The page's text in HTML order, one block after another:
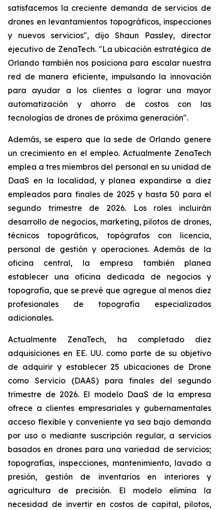
satisfacemos la creciente demanda de servicios de
drones en levantamientos topográficos, inspecciones
y nuevos servicios", dijo Shaun Passley, director
ejecutivo de ZenaTech. "La ubicación estratégica de
Orlando también nos posiciona para escalar nuestra
red de manera eficiente, impulsando la innovación
para ayudar a los clientes a lograr una mayor
automatización y ahorro de costos con las
tecnologías de drones de próxima generación".
Además, se espera que la sede de Orlando genere
un crecimiento en el empleo. Actualmente ZenaTech
emplea a tres miembros del personal en su unidad de
DaaS en la localidad, y planea expandirse a diez
empleados para finales de 2025 y hasta 50 para el
segundo trimestre de 2026. Los roles incluirán
desarrollo de negocios, marketing, pilotos de drones,
técnicos topográficos, topógrafos con licencia,
personal de gestión y operaciones. Además de la
oficina central, la empresa también planea
establecer una oficina dedicada de negocios y
topografía, que se prevé que agregue al menos diez
profesionales de topografía especializados
adicionales.
Actualmente ZenaTech, ha completado diez
adquisiciones en EE. UU. como parte de su objetivo
de adquirir y establecer 25 ubicaciones de Drone
como Servicio (DAAS) para finales del segundo
trimestre de 2026. El modelo DaaS de la empresa
ofrece a clientes empresariales y gubernamentales
acceso flexible y conveniente ya sea bajo demanda
por uso o mediante suscripción regular, a servicios
basados en drones para una variedad de servicios;
topografías, inspecciones, mantenimiento, lavado a
presión, gestión de inventarios en interiores y
agricultura de precisión. El modelo elimina la
necesidad de invertir en costos de capital, pilotos,